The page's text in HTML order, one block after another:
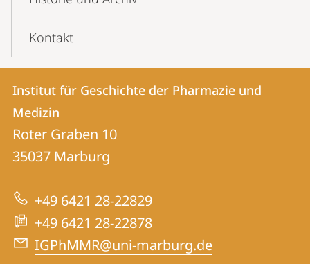
Kontakt
Kontakt
und
Informationen
zur
Website
Kontaktinformationen
Institut
für
Geschichte
Pharmazie
und
Medizin
Institut für Geschichte der Pharmazie und
Medizin
Roter Graben 10
35037 Marburg
+49 6421 28-22829
+49 6421 28-22878
IGPhMMR@uni-marburg.de